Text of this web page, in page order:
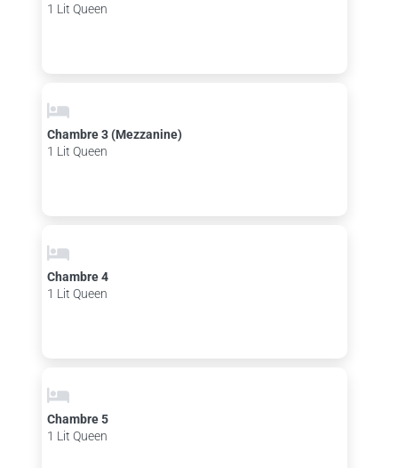
1 Lit Queen
Chambre 3 (Mezzanine)
1 Lit Queen
Chambre 4
1 Lit Queen
Chambre 5
1 Lit Queen